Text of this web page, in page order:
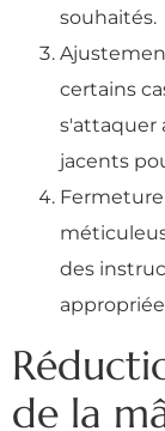
souhaités.
certains
s'attaquer
jacents
Fermeture
des
de la